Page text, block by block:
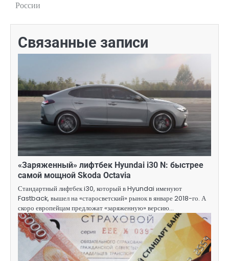
России
Связанные записи
«Заряженный» лифтбек Hyundai i30 N: быстрее
самой мощной Skoda Octavia
Стандартный лифтбек i30, который в Hyundai именуют
Fastback, вышел на «старосветский» рынок в январе 2018-го. А
скоро европейцам предложат «заряженную» версию…